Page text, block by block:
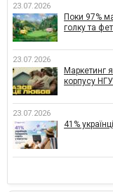
23.07.2026
Поки 97%
голку та
23.07.2026
Маркетинг
корпусу
23.07.2026
41%